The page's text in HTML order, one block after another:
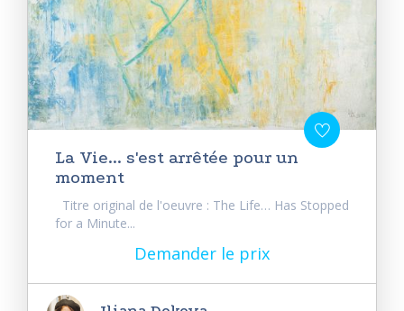
La Vie... s'est arrêtée pour un
moment
Titre original de l'oeuvre : The Life… Has Stopped
for a Minute...
Demander le prix